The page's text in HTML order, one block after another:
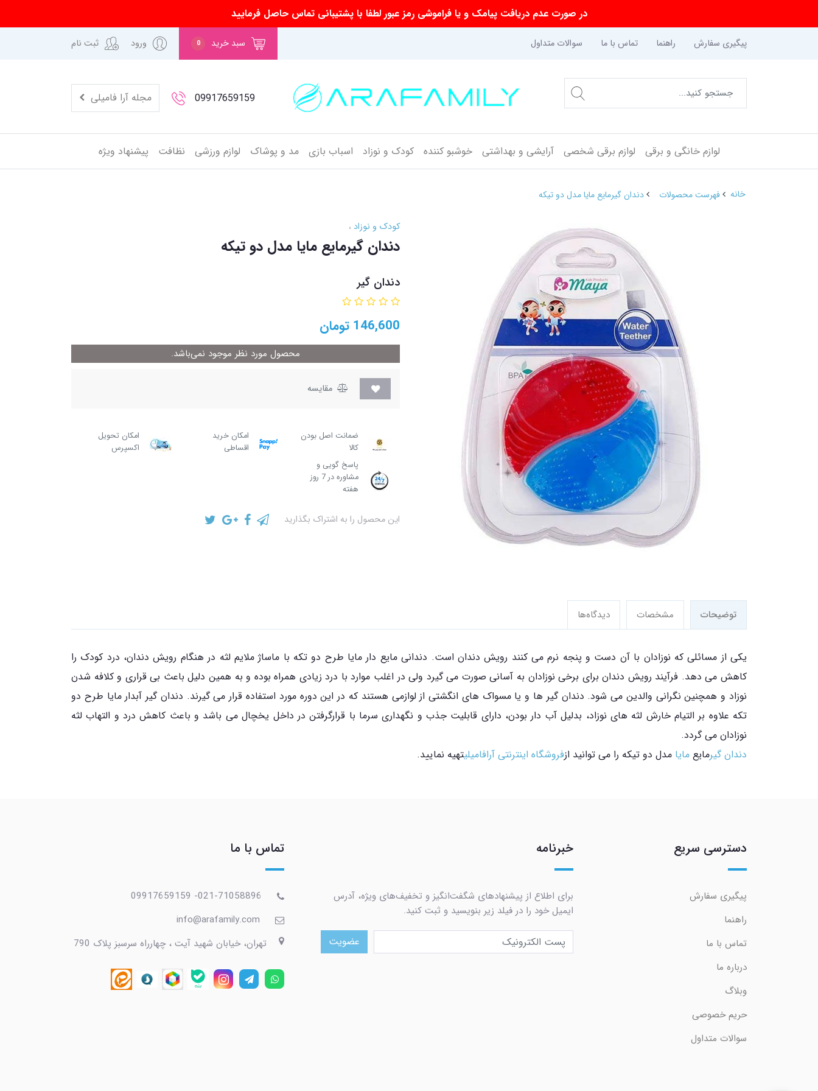
در صورت عدم دریافت پیامک و یا فراموشی رمز عبور لطفا با پشتیبانی تماس حاصل فرمایید
پیگیری سفارش راهنما تماس با ما سوالات متداول سبد خرید 0 ورود ثبت نام
09917659159 مجله آرا فامیلی
لوازم خانگی و برقی لوازم برقی شخصی آرایشی و بهداشتی خوشبو کننده کودک و نوزاد اسباب بازی مد و پوشاک لوازم ورزشی نظافت پیشنهاد ویژه
خانه فهرست محصولات دندان گیرمایع مایا مدل دو تیکه
کودک و نوزاد
دندان گیرمایع مایا مدل دو تیکه
دندان گیر
146,600 تومان
محصول مورد نظر موجود نمی‌باشد.
مقایسه
ضمانت اصل بودن
کالا
امکان خرید
اقساطی
امکان تحویل
اکسپرس
پاسخ گویی و
مشاوره در 7 روز
هفته
این محصول را به اشتراک بگذارید
توضیحات مشخصات دیدگاه‌ها
یکی از مسائلی که نوزادان با آن دست و پنجه نرم می کنند رویش دندان است. دندانی مایع دار مایا طرح دو تکه با ماساژ ملایم لثه در هنگام رویش دندان، درد کودک را
کاهش می دهد. فرآیند رویش دندان برای برخی نوزادان به آسانی صورت می گیرد ولی در اغلب موارد با درد زیادی همراه بوده و به همین دلیل باعث بی قراری و کلافه شدن
نوزاد و همچنین نگرانی والدین می شود. دندان گیر ها و یا مسواک های انگشتی از لوازمی هستند که در این دوره مورد استفاده قرار می گیرند. دندان گیر آبدار مایا طرح دو
تکه علاوه بر التیام خارش لثه های نوزاد، بدلیل آب دار بودن، دارای قابلیت جذب و نگهداری سرما با قرارگرفتن در داخل یخچال می باشد و باعث کاهش درد و التهاب لثه
نوزادان می گردد.
دندان گیرمایع مایا مدل دو تیکه را می توانید ازفروشگاه اینترنتی آرافامیلیتهیه نمایید.
دسترسی سریع
پیگیری سفارش
راهنما
تماس با ما
درباره ما
وبلاگ
حریم خصوصی
سوالات متداول
خبرنامه
برای اطلاع از پیشنهادهای شگفت‌انگیز و تخفیف‌های ویژه، آدرس
ایمیل خود را در فیلد زیر بنویسید و ثبت کنید.
عضویت
تماس با ما
تهران، خیابان شهید آیت ، چهارراه سرسبز پلاک 790